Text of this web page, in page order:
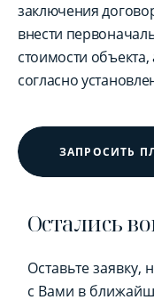
заключения
внести
стоимости
согласно
ЗАПРОСИТЬ
Остались
Оставьте заявку,
с Вами в